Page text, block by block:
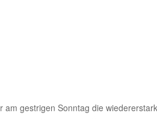
gestrigen Sonntag die